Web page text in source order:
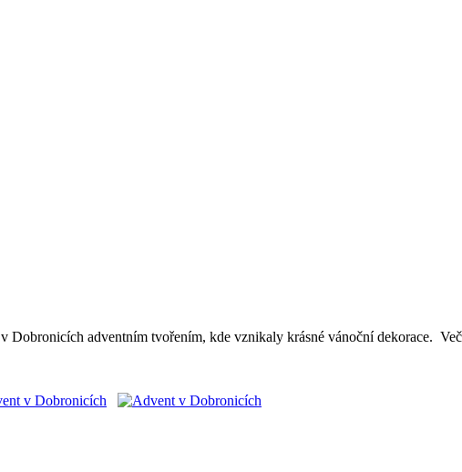
Dobronicích adventním tvořením, kde vznikaly krásné vánoční dekorace.